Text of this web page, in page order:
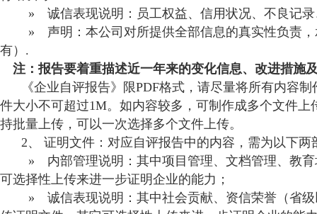
» 诚信表现说明：员工权益、信用状况、不良记录
» 声明：本公司对所提供全部信息的真实性负责，
有）.
注：报告要着重描述近一年来的变化信息、 改进措施
《企业自评报告》限PDF格式，请尽量将所有内容制
件大小不可超过1M。如内容较多，可制作成多个文件上
持批量上传，可以一次选择多个文件上传。
2、 证明文件：对应自评报告中的内容，需为以下两
» 内部管理说明：其中项目管理、文档管理、教育
可选择性上传来进一步证明企业的能力；
» 诚信表现说明：其中社会贡献、资信荣誉（省级